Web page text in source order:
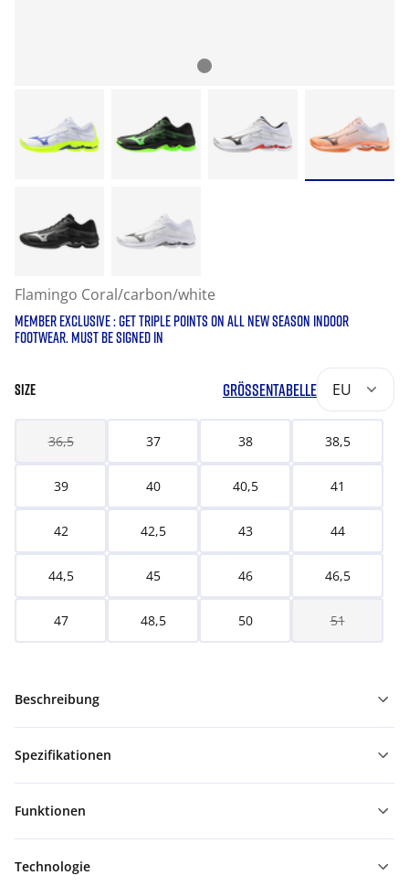
Flamingo Coral/carbon/white
MEMBER EXCLUSIVE : GET TRIPLE POINTS ON ALL NEW SEASON INDOOR
FOOTWEAR. MUST BE SIGNED IN
SIZE GRÖSSENTABELLE EU
36,5 37 38 38,5
39 40 40,5 41
42 42,5 43 44
44,5 45 46 46,5
47 48,5 50 51
Beschreibung
Spezifikationen
Funktionen
Technologie